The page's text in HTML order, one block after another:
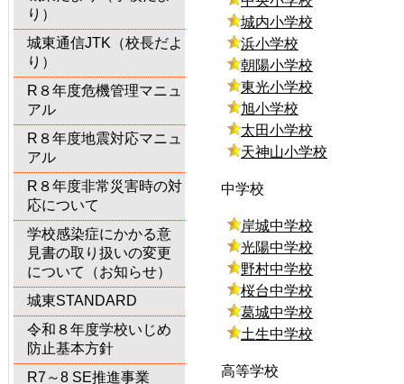
り）
城東通信JTK（校長だよ
り）
R８年度危機管理マニュ
アル
R８年度地震対応マニュ
アル
R８年度非常災害時の対
応について
学校感染症にかかる意
見書の取り扱いの変更
について（お知らせ）
城東STANDARD
令和８年度学校いじめ
防止基本方針
R7～8 SE推進事業
城内小学校
浜小学校
朝陽小学校
東光小学校
旭小学校
太田小学校
天神山小学校
中学校
岸城中学校
光陽中学校
野村中学校
桜台中学校
葛城中学校
土生中学校
高等学校